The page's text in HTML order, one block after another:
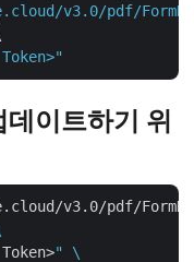
v3.0/pdf/
이트하기 위
v3.0/pdf/
" \